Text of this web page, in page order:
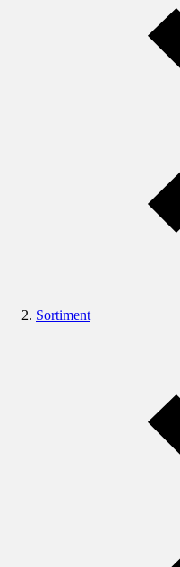
Sortiment